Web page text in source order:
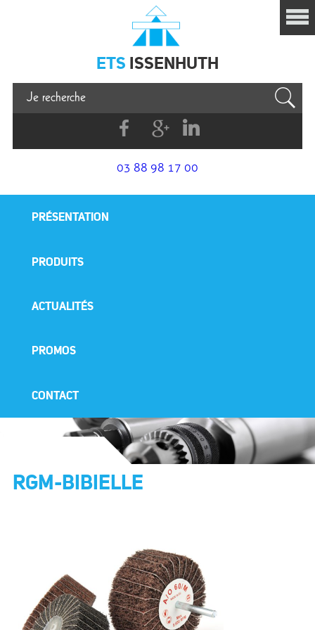
Issenhuth
ETS ISSENHUTH
FacebookG+
Linkedin
03 88 98 17 00
PRÉSENTATION
PRODUITS
ACTUALITÉS
PROMOS
CONTACT
RGM-BIBIELLE